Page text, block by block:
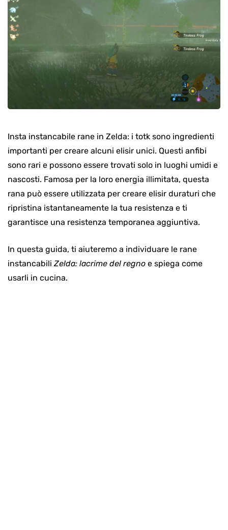
Insta instancabile rane in Zelda: i totk sono ingredienti
importanti per creare alcuni elisir unici. Questi anfibi
sono rari e possono essere trovati solo in luoghi umidi e
nascosti. Famosa per la loro energia illimitata, questa
rana può essere utilizzata per creare elisir duraturi che
ripristina istantaneamente la tua resistenza e ti
garantisce una resistenza temporanea aggiuntiva.
In questa guida, ti aiuteremo a individuare le rane
instancabiliZelda: lacrime del regno e spiega come
usarli in cucina.